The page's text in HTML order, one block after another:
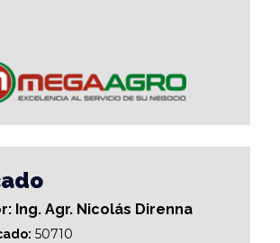
Ing. Agr. Nicolás Direnna
50710